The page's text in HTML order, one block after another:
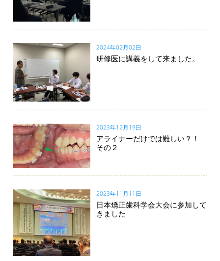
2024年02月02日
研修医に講義をして来ました。
2023年12月19日
アライナーだけでは難しい？！
その２
2023年11月11日
日本矯正歯科学会大会に参加して
きました